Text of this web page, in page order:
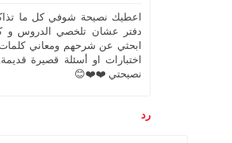
اعطيك نصيحة شوفي كل ما
دفتر عشان تلخصي الدروس و
ابحثي عن شرحهم ومعاني
اختبارات او أسئلة قصيرة
نصيحتي ❤️❤️😊
رد